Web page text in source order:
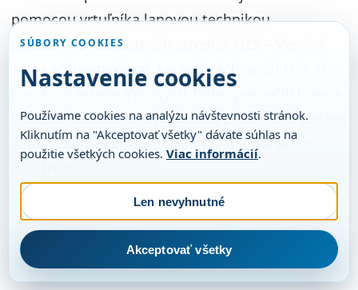
pomocou vrtuľníka lanovou technikou
príslušníkov oblastných stredísk HZS – Vysoké
Tatry a Slovenský raj. Leteckí záchranári HZS si v
transport zraneného pomocou palubného žeriava
a podvesu z exponovaných miest v horskom
prostredí.
SÚBORY COOKIES
Nastavenie cookies
Používame cookies na analýzu návštevnosti stránok.
Kliknutím na "Akceptovať všetky" dávate súhlas na
použitie všetkých cookies. Viac informácií.
Len nevyhnutné
Akceptovať všetky